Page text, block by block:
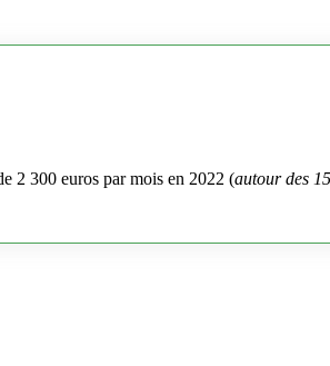
2 300 euros par mois en 2022 (autour des